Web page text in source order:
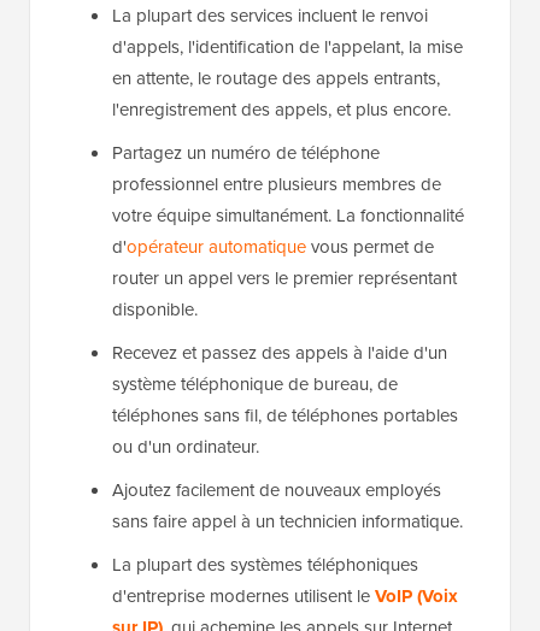
La plupart des services incluent le renvoi
d'appels, l'identification de l'appelant, la mise
en attente, le routage des appels entrants,
l'enregistrement des appels, et plus encore.
Partagez un numéro de téléphone
professionnel entre plusieurs membres de
votre équipe simultanément. La fonctionnalité
d'opérateur automatiquevous permet de
router un appel vers le premier représentant
disponible.
Recevez et passez des appels à l'aide d'un
système téléphonique de bureau, de
téléphones sans fil, de téléphones portables
ou d'un ordinateur.
Ajoutez facilement de nouveaux employés
sans faire appel à un technicien informatique.
La plupart des systèmes téléphoniques
d'entreprise modernes utilisent leVoIP (Voix